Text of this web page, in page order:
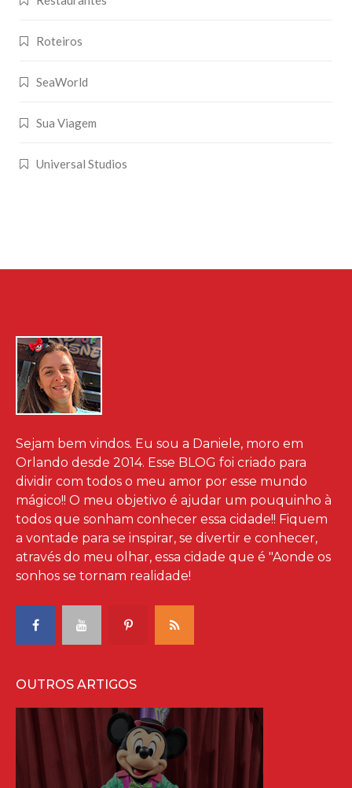
Roteiros
SeaWorld
Sua Viagem
Universal Studios
Sejam bem vindos. Eu sou a Daniele, moro em
Orlando desde 2014. Esse BLOG foi criado para
dividir com todos o meu amor por esse mundo
mágico!! O meu objetivo é ajudar um pouquinho à
todos que sonham conhecer essa cidade!! Fiquem
a vontade para se inspirar, se divertir e conhecer,
através do meu olhar, essa cidade que é "Aonde os
sonhos se tornam realidade!
OUTROS ARTIGOS